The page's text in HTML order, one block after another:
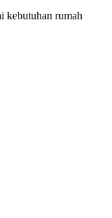
kebutuhan rumah